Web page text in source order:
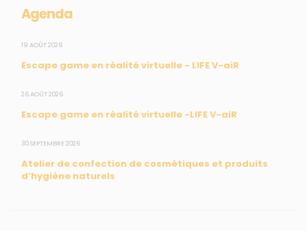
Agenda
19 AOÛT 2026
Escape game en réalité virtuelle - LIFE V-aiR
26 AOÛT 2026
Escape game en réalité virtuelle -LIFE V-aiR
30 SEPTEMBRE 2026
Atelier de confection de cosmétiques et produits
d’hygiène naturels
Mesures du réseau Sargasses
SUIVEZ-NOUS
CONTACT
31, rue du Pr. Raymond Garcin, 97200 Fort-de-France